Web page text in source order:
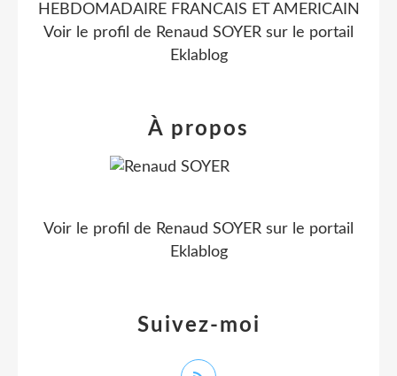
HEBDOMADAIRE FRANCAIS ET AMERICAIN
Voir le profil de Renaud SOYER sur le portail
Eklablog
Suivez-moi
À propos
Voir le profil de Renaud SOYER sur le portail
Eklablog